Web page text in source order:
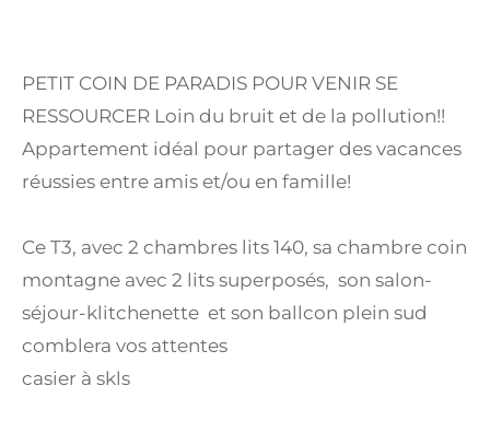
PETIT COIN DE PARADIS POUR VENIR SE
RESSOURCER Loin du bruit et de la pollution!!
Appartement idéal pour partager des vacances
réussies entre amis et/ou en famille!
Ce T3, avec 2 chambres lits 140, sa chambre coin
montagne avec 2 lits superposés, son salon-
séjour-klitchenette et son ballcon plein sud
comblera vos attentes
casier à skls